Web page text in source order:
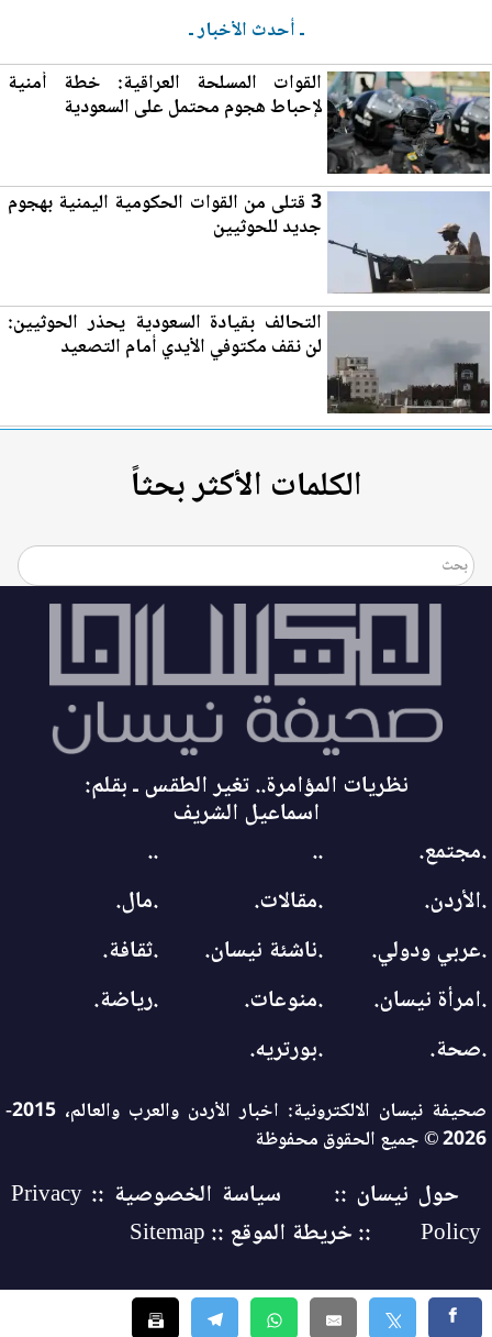
ـ أحدث الأخبار ـ
القوات المسلحة العراقية: خطة أمنية
لإحباط هجوم محتمل على السعودية
3 قتلى من القوات الحكومية اليمنية بهجوم
جديد للحوثيين
التحالف بقيادة السعودية يحذر الحوثيين:
لن نقف مكتوفي الأيدي أمام التصعيد
الكلمات الأكثر بحثاً
نظريات المؤامرة.. تغير الطقس ـ بقلم:
اسماعيل الشريف
.مجتمع.
..
..
.الأردن.
.مقالات.
.مال.
.عربي ودولي.
.ناشئة نيسان.
.ثقافة.
.امرأة نيسان.
.منوعات.
.رياضة.
.صحة.
.بورتريه.
صحيفة نيسان الالكترونية: اخبار الأردن والعرب والعالم، 2015-
2026 © جميع الحقوق محفوظة
حول نيسان ::
سياسة الخصوصية :: Privacy
Policy
:: خريطة الموقع :: Sitemap